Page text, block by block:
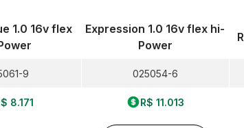
1.0 16v flex
9
8.171
Expression 1.0 16v flex hi-
Power
025054-6
R$ 11.013